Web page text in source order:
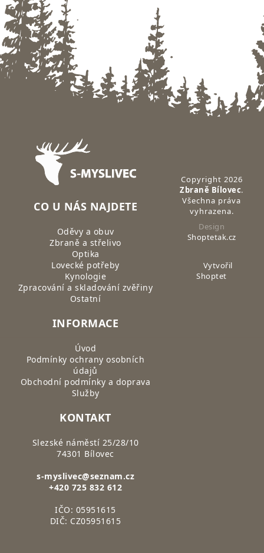
Zápatí
CO U NÁS NAJDETE
Oděvy a obuv
Zbraně a střelivo
Optika
Lovecké potřeby
Kynologie
Zpracování a skladování zvěřiny
Ostatní
INFORMACE
Úvod
Podmínky ochrany osobních
údajů
Obchodní podmínky a doprava
Služby
KONTAKT
Slezské náměstí 25/28/10
74301 Bílovec
s-myslivec@seznam.cz
+420 725 832 612
IČO: 05951615
DIČ: CZ05951615
Copyright 2026
Zbraně Bílovec.
Všechna práva
vyhrazena.
Design
Shoptetak.cz
Vytvořil
Shoptet